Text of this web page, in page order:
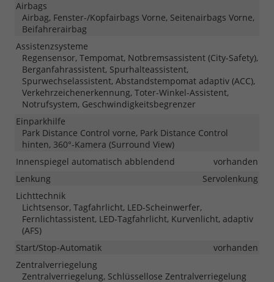
Airbags
Airbag, Fenster-/Kopfairbags Vorne, Seitenairbags Vorne,
Beifahrerairbag
Assistenzsysteme
Regensensor, Tempomat, Notbremsassistent (City-Safety),
Berganfahrassistent, Spurhalteassistent,
Spurwechselassistent, Abstandstempomat adaptiv (ACC),
Verkehrzeichenerkennung, Toter-Winkel-Assistent,
Notrufsystem, Geschwindigkeitsbegrenzer
Einparkhilfe
Park Distance Control vorne, Park Distance Control
hinten, 360°-Kamera (Surround View)
Innenspiegel automatisch abblendend
vorhanden
Lenkung
Servolenkung
Lichttechnik
Lichtsensor, Tagfahrlicht, LED-Scheinwerfer,
Fernlichtassistent, LED-Tagfahrlicht, Kurvenlicht, adaptiv
(AFS)
Start/Stop-Automatik
vorhanden
Zentralverriegelung
Zentralverriegelung, Schlüssellose Zentralverriegelung